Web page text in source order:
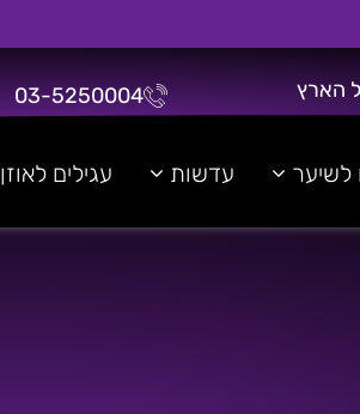
הארץ 03-5250004
לשיער עדשות עגילים לאוזן